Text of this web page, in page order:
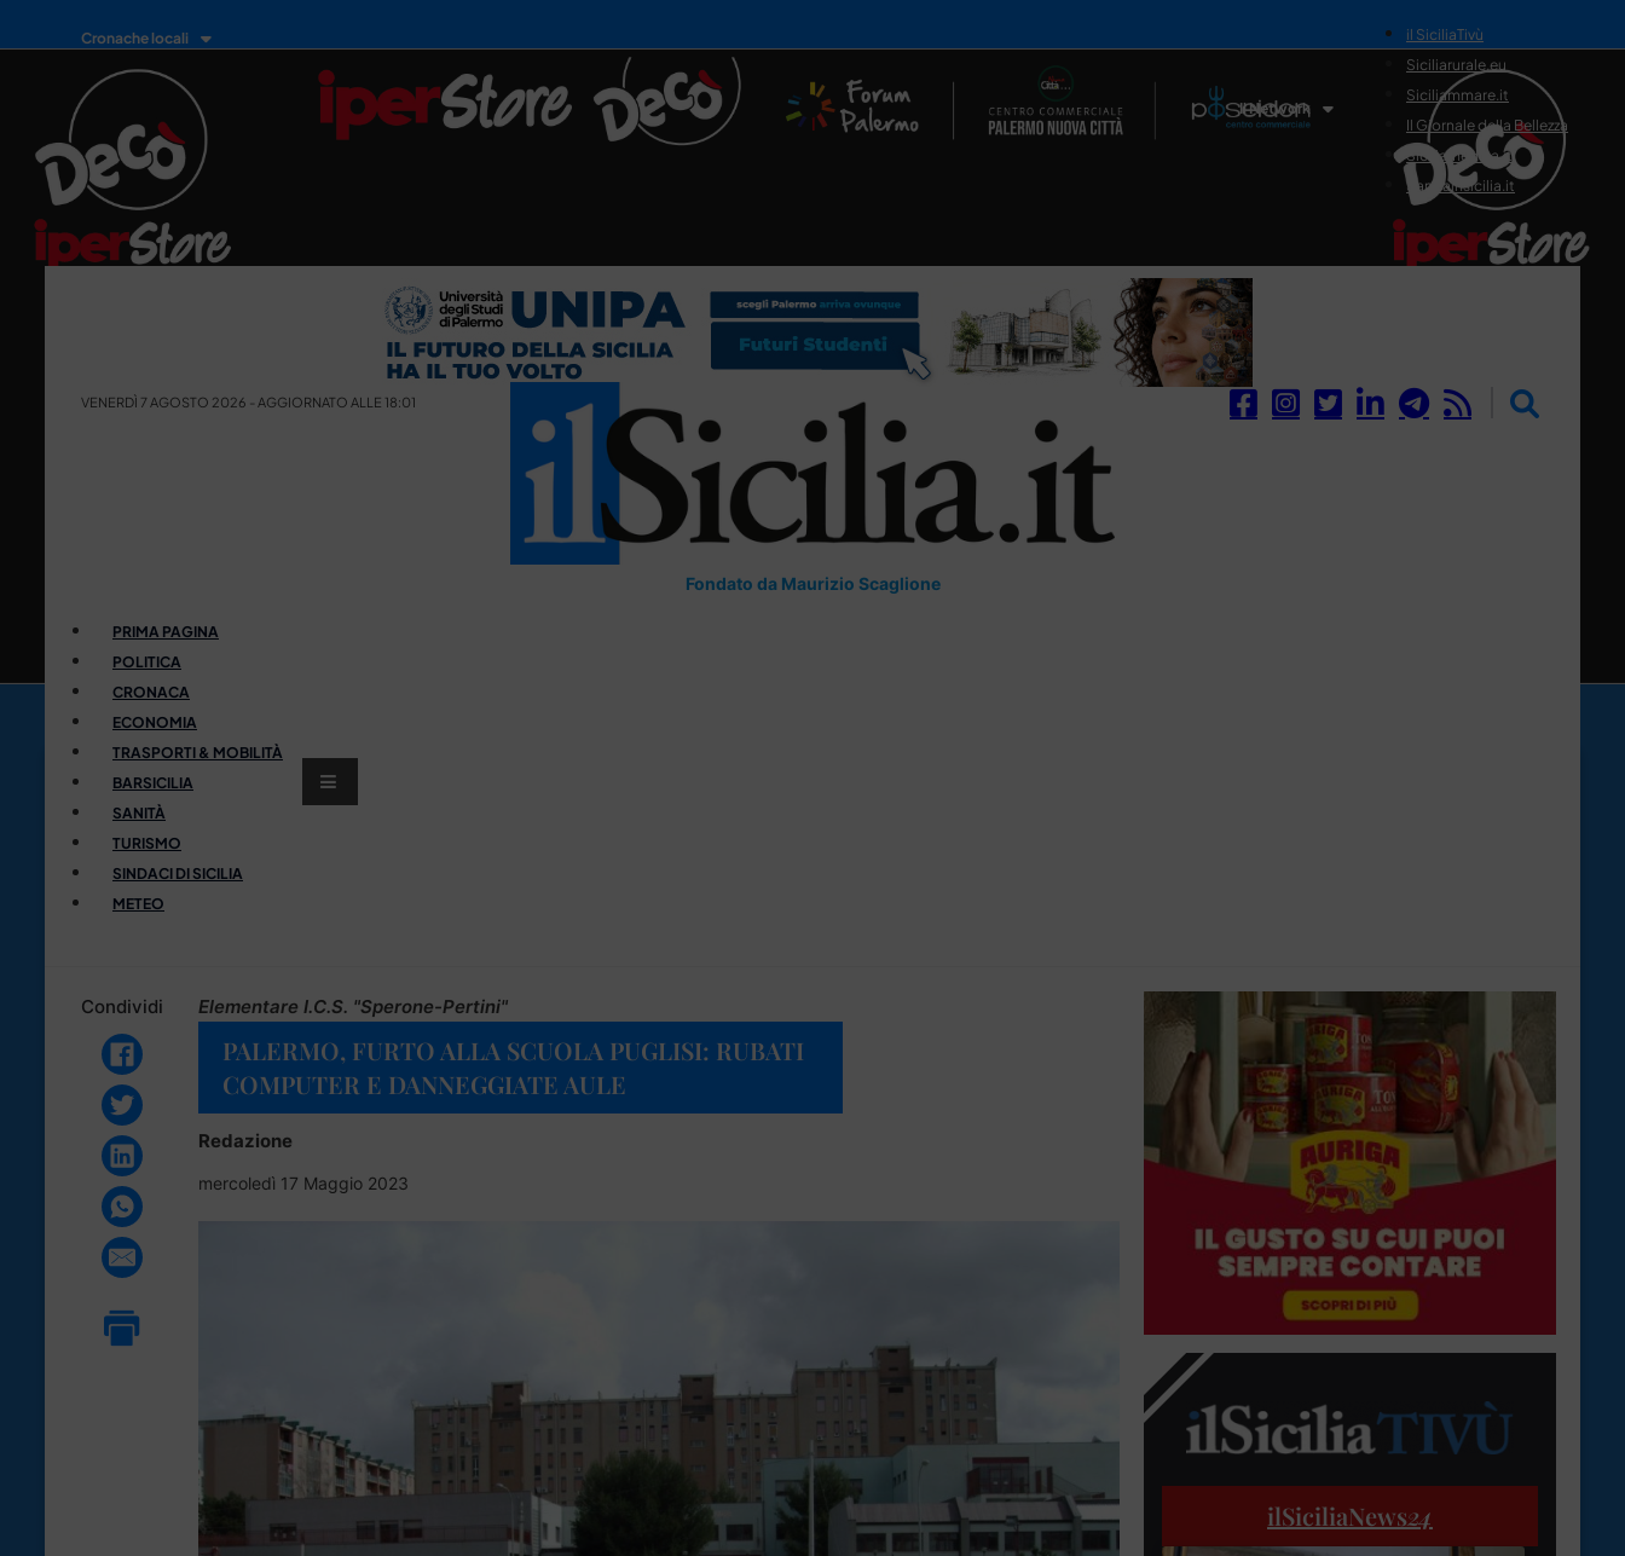
Cronache locali
Il Network
il SiciliaTivù
Siciliarurale.eu
Siciliammare.it
Il Giornale della Bellezza
Siciliamedica.it
Sanitainsicilia.it
VENERDÌ 7 AGOSTO 2026 - AGGIORNATO ALLE 18:01
Fondato da Maurizio Scaglione
PRIMA PAGINA
POLITICA
CRONACA
ECONOMIA
TRASPORTI & MOBILITÀ
BARSICILIA
SANITÀ
TURISMO
SINDACI DI SICILIA
METEO
Condividi Elementare I.C.S. "Sperone-Pertini"
PALERMO, FURTO ALLA SCUOLA PUGLISI: RUBATI
COMPUTER E DANNEGGIATE AULE
Redazione
mercoledì 17 Maggio 2023
ilSiciliaNews24